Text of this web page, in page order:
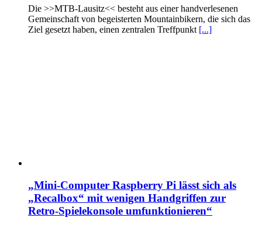
Die >>MTB-Lausitz<< besteht aus einer handverlesenen
Gemeinschaft von begeisterten Mountainbikern, die sich das
Ziel gesetzt haben, einen zentralen Treffpunkt [...]
„Mini-Computer Raspberry Pi lässt sich als
„Recalbox“ mit wenigen Handgriffen zur
Retro-Spielekonsole umfunktionieren“